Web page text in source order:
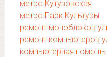
метро Кутузовская
метро Парк Культуры
ремонт моноблоков
ремонт компьютеров
компьютерная помощь